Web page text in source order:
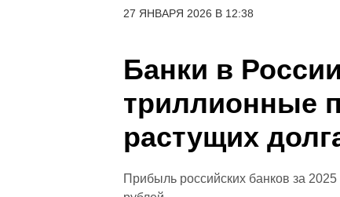
27 ЯНВАРЯ 2026 В 12:38
Банки в
триллионные
растущих
Прибыль российских банков за